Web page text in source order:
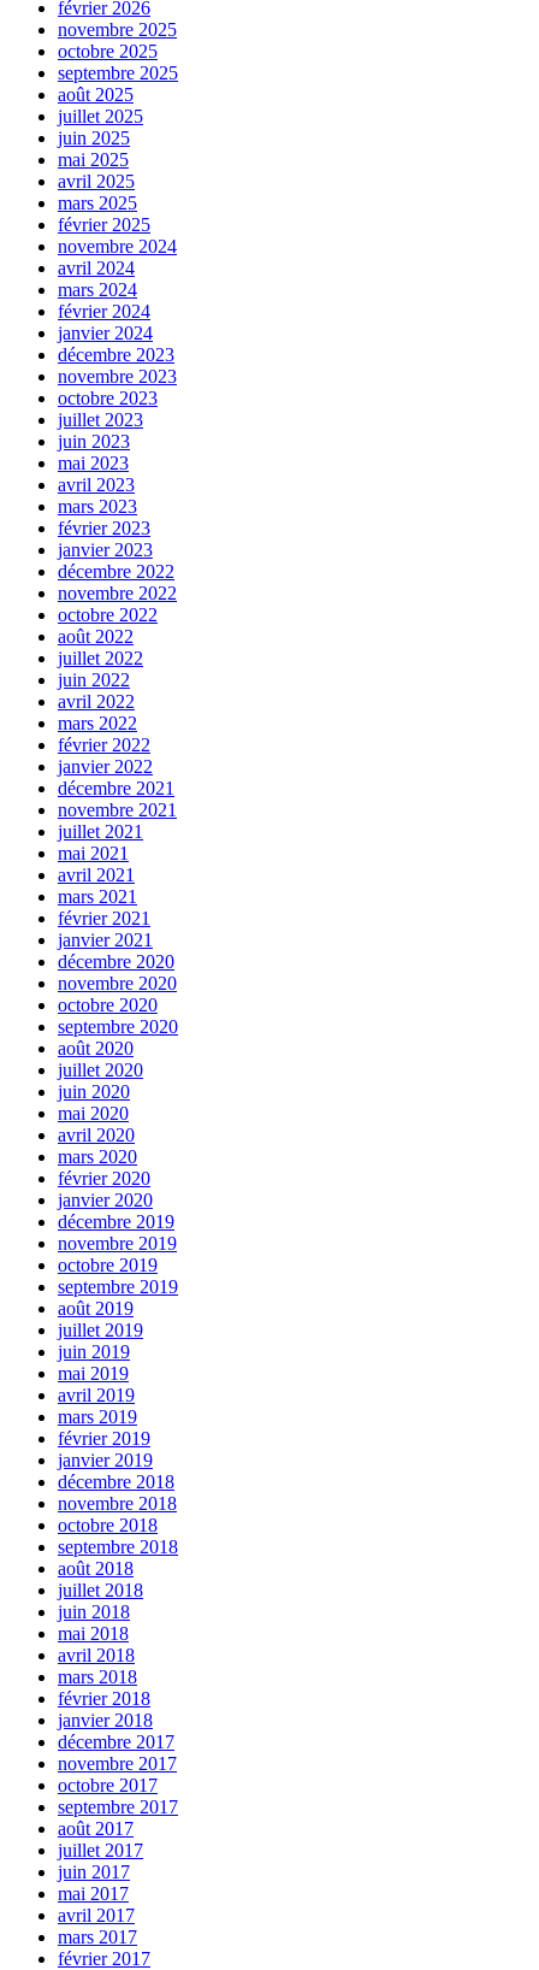
février 2026
novembre 2025
octobre 2025
septembre 2025
août 2025
juillet 2025
juin 2025
mai 2025
avril 2025
mars 2025
février 2025
novembre 2024
avril 2024
mars 2024
février 2024
janvier 2024
décembre 2023
novembre 2023
octobre 2023
juillet 2023
juin 2023
mai 2023
avril 2023
mars 2023
février 2023
janvier 2023
décembre 2022
novembre 2022
octobre 2022
août 2022
juillet 2022
juin 2022
avril 2022
mars 2022
février 2022
janvier 2022
décembre 2021
novembre 2021
juillet 2021
mai 2021
avril 2021
mars 2021
février 2021
janvier 2021
décembre 2020
novembre 2020
octobre 2020
septembre 2020
août 2020
juillet 2020
juin 2020
mai 2020
avril 2020
mars 2020
février 2020
janvier 2020
décembre 2019
novembre 2019
octobre 2019
septembre 2019
août 2019
juillet 2019
juin 2019
mai 2019
avril 2019
mars 2019
février 2019
janvier 2019
décembre 2018
novembre 2018
octobre 2018
septembre 2018
août 2018
juillet 2018
juin 2018
mai 2018
avril 2018
mars 2018
février 2018
janvier 2018
décembre 2017
novembre 2017
octobre 2017
septembre 2017
août 2017
juillet 2017
juin 2017
mai 2017
avril 2017
mars 2017
février 2017